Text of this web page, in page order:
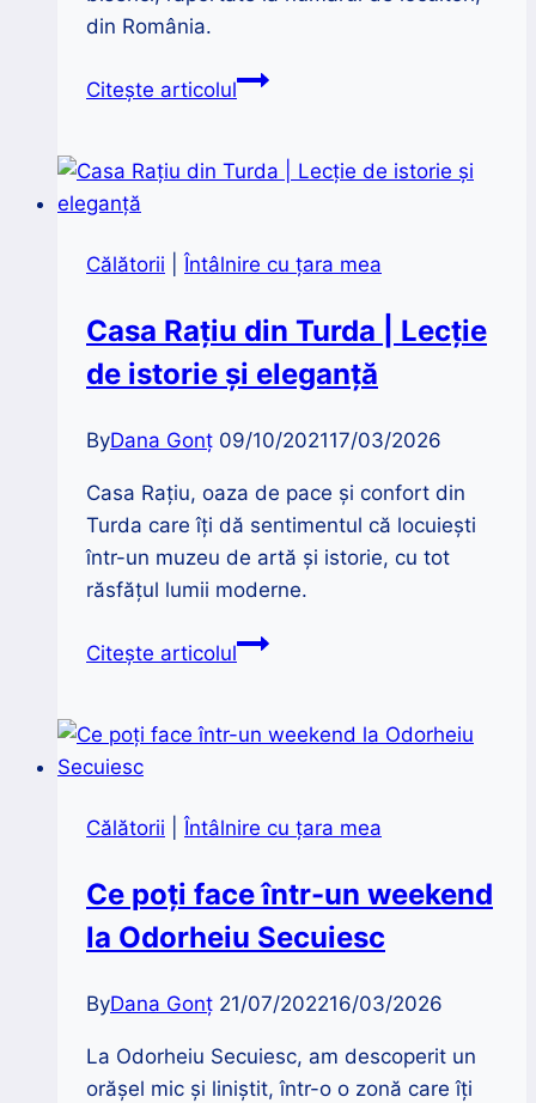
din România.
Citește articolulBiserici
impresionante
Iașiului
Călătorii Întâlnire cu țara mea
Casa Rațiu din Turda | Lecție
de istorie și eleganță
ByDana Gonț 09/10/202117/03/2026
Casa Rațiu, oaza de pace și confort din
Turda care îți dă sentimentul că locuiești
într-un muzeu de artă și istorie, cu tot
răsfățul lumii moderne.
Citește articolulCasa
Turda
de
și
eleganță
Călătorii Întâlnire cu țara mea
Ce poți face într-un weekend
la Odorheiu Secuiesc
ByDana Gonț 21/07/202216/03/2026
La Odorheiu Secuiesc, am descoperit un
orășel mic și liniștit, într-o o zonă care îți